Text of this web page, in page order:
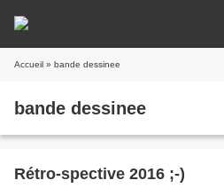
Accueil » bande dessinee
bande dessinee
Rétro-spective 2016 ;-)